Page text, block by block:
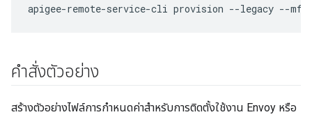
apigee-remote-service-cli provision --legacy --mfa
คำสั่งตัวอย่าง
สร้างตัวอย่างไฟล์การกำหนดค่าสำหรับการติดตั้งใช้งาน Envoy หรือ